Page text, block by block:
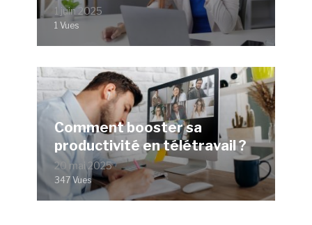
1 juin 2025
1 Vues
Comment booster sa
productivité en télétravail ?
20 mai 2025
347 Vues